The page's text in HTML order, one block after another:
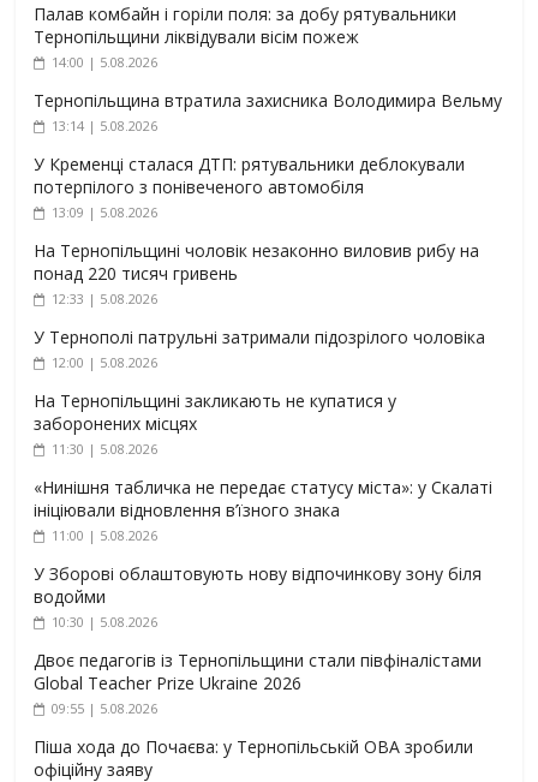
Палав комбайн і горіли поля: за добу рятувальники
Тернопільщини ліквідували вісім пожеж
14:00 | 5.08.2026
Тернопільщина втратила захисника Володимира Вельму
13:14 | 5.08.2026
У Кременці сталася ДТП: рятувальники деблокували
потерпілого з понівеченого автомобіля
13:09 | 5.08.2026
На Тернопільщині чоловік незаконно виловив рибу на
понад 220 тисяч гривень
12:33 | 5.08.2026
У Тернополі патрульні затримали підозрілого чоловіка
12:00 | 5.08.2026
На Тернопільщині закликають не купатися у
заборонених місцях
11:30 | 5.08.2026
«Нинішня табличка не передає статусу міста»: у Скалаті
ініціювали відновлення в’їзного знака
11:00 | 5.08.2026
У Зборові облаштовують нову відпочинкову зону біля
водойми
10:30 | 5.08.2026
Двоє педагогів із Тернопільщини стали півфіналістами
Global Teacher Prize Ukraine 2026
09:55 | 5.08.2026
Піша хода до Почаєва: у Тернопільській ОВА зробили
офіційну заяву